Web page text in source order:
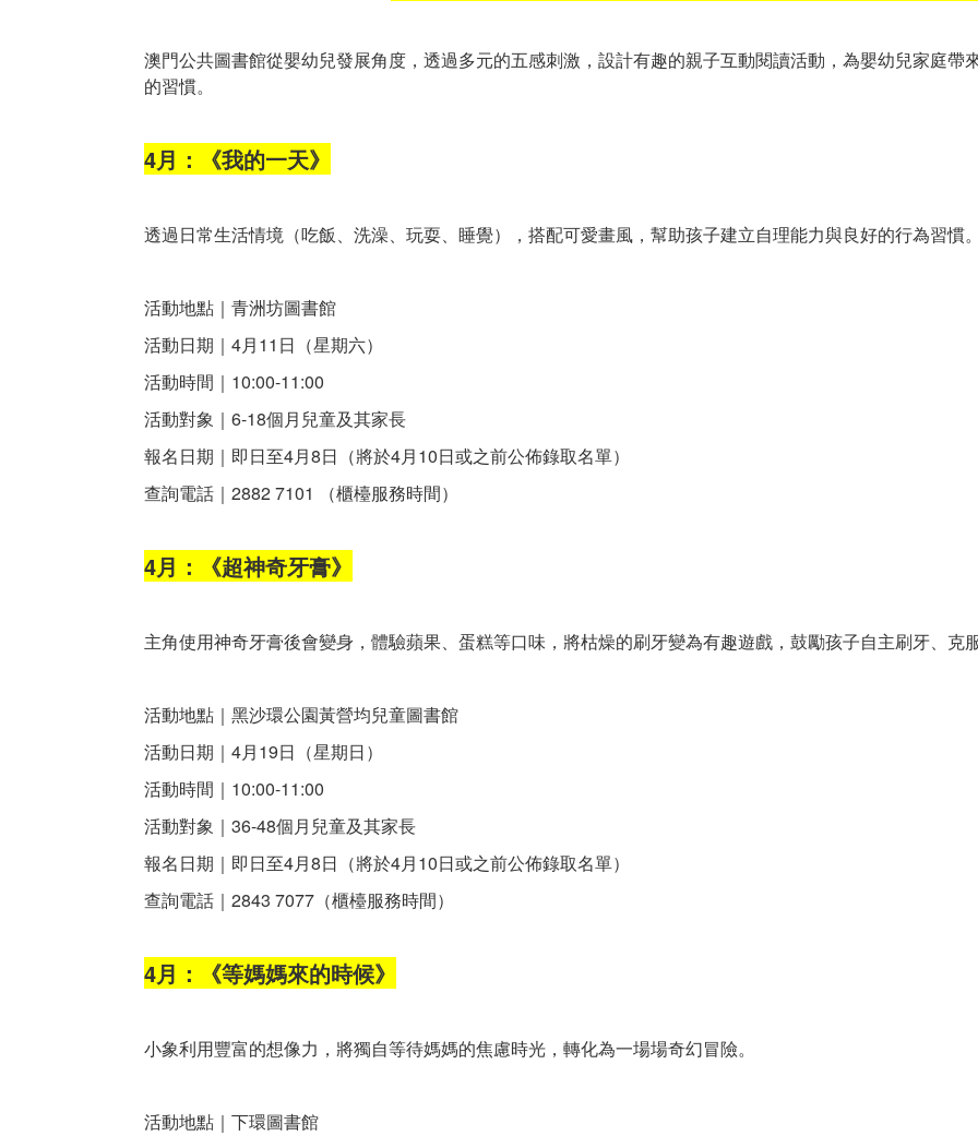
澳門公共圖書館從嬰幼兒發展角度，透過多元的五感刺激，設計有趣的親子互動閱讀活動，為嬰幼兒家庭帶
的習慣。
4月：《我的一天》
透過日常生活情境（吃飯、洗澡、玩耍、睡覺），搭配可愛畫風，幫助孩子建立自理能力與良好的行為習慣
活動地點｜青洲坊圖書館
活動日期｜4月11日（星期六）
活動時間｜10:00-11:00
活動對象｜6-18個月兒童及其家長
報名日期｜即日至4月8日（將於4月10日或之前公佈錄取名單）
查詢電話｜2882 7101 （櫃檯服務時間）
4月：《超神奇牙膏》
主角使用神奇牙膏後會變身，體驗蘋果、蛋糕等口味，將枯燥的刷牙變為有趣遊戲，鼓勵孩子自主刷牙、克
活動地點｜黑沙環公園黃營均兒童圖書館
活動日期｜4月19日（星期日）
活動時間｜10:00-11:00
活動對象｜36-48個月兒童及其家長
報名日期｜即日至4月8日（將於4月10日或之前公佈錄取名單）
查詢電話｜2843 7077（櫃檯服務時間）
4月：《等媽媽來的時候》
小象利用豐富的想像力，將獨自等待媽媽的焦慮時光，轉化為一場場奇幻冒險。
活動地點｜下環圖書館